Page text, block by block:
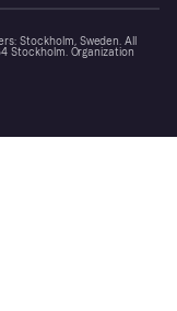
Stockholm, Sweden. All
Stockholm. Organization